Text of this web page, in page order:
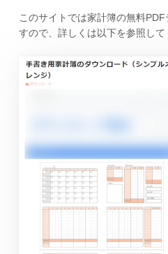
このサイトでは家計簿の無料
すので、詳しくは以下を参照して